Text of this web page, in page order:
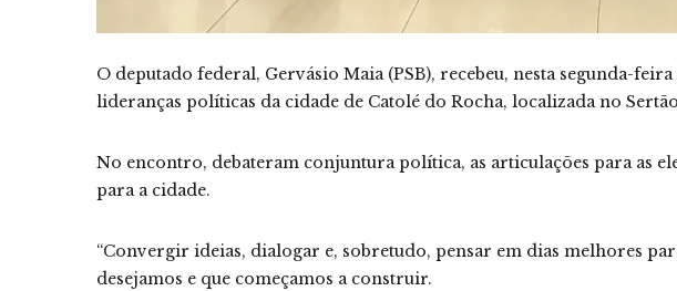
O deputado federal, Gervásio Maia (PSB), recebeu, nesta segunda-
lideranças políticas da cidade de Catolé do Rocha, localizada no
No encontro, debateram conjuntura política, as articulações para as
para a cidade.
“Convergir ideias, dialogar e, sobretudo, pensar em dias melhores
desejamos e que começamos a construir.